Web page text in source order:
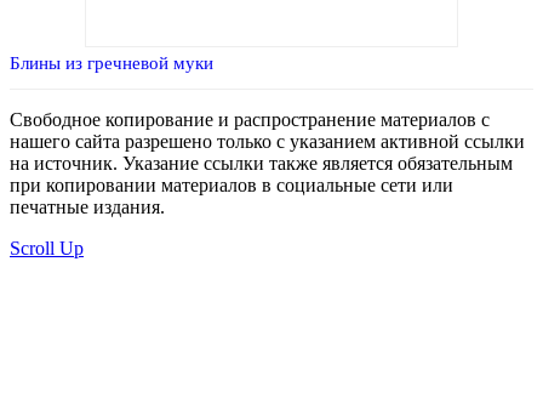
Блины из гречневой муки
Свободное копирование и распространение материалов с
нашего сайта разрешено только с указанием активной ссылки
на источник. Указание ссылки также является обязательным
при копировании материалов в социальные сети или
печатные издания.
Scroll Up